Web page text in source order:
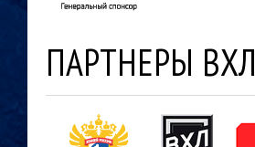
ПАРТНЕРЫ ВХЛ